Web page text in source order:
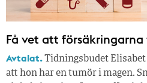
Få vet att försäkringarna
Avtalat.Tidningsbudet
att hon har en tumör i magen.